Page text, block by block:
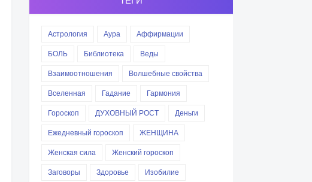
Астрология Аура
Аффирмации
БОЛЬ
Библиотека
Веды
Взаимоотношения
Волшебные свойства
Вселенная
Гадание
Гармония
Гороскоп
ДУХОВНЫЙ РОСТ
Деньги
Ежедневный гороскоп
ЖЕНЩИНА
Женская сила
Женский гороскоп
Заговоры
Здоровье
Изобилие